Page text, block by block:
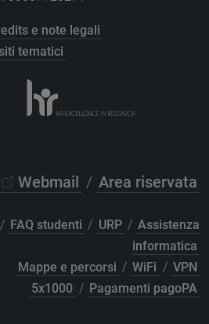
e note legali
tematici
Webmail / Area riservata
/ FAQ studenti / URP / Assistenza
informatica
Mappe e percorsi / WiFi / VPN
5x1000 / Pagamenti pagoPA